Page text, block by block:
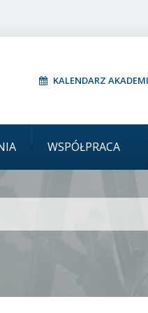
KALENDARZ
WSPÓŁPRACA